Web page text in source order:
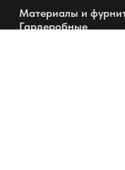
Материалы и
Гардеробные